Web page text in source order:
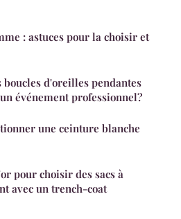
: astuces pour la choisir et
d'oreilles pendantes
événement professionnel?
une ceinture blanche
pour choisir des sacs à
avec un trench-coat